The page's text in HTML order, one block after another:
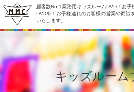
顧客数No.1業務用キッズルームDVD！お子
DVDを！お子様連れのお客様の営業や商談
いたします。
キッズルーム